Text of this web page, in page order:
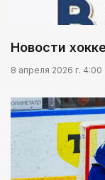
Новости
8 апреля 2026 г. 4:00